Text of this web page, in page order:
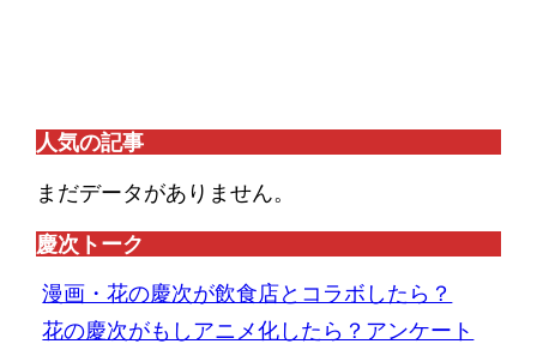
人気の記事
まだデータがありません。
慶次トーク
漫画・花の慶次が飲食店とコラボしたら？
花の慶次がもしアニメ化したら？アンケート